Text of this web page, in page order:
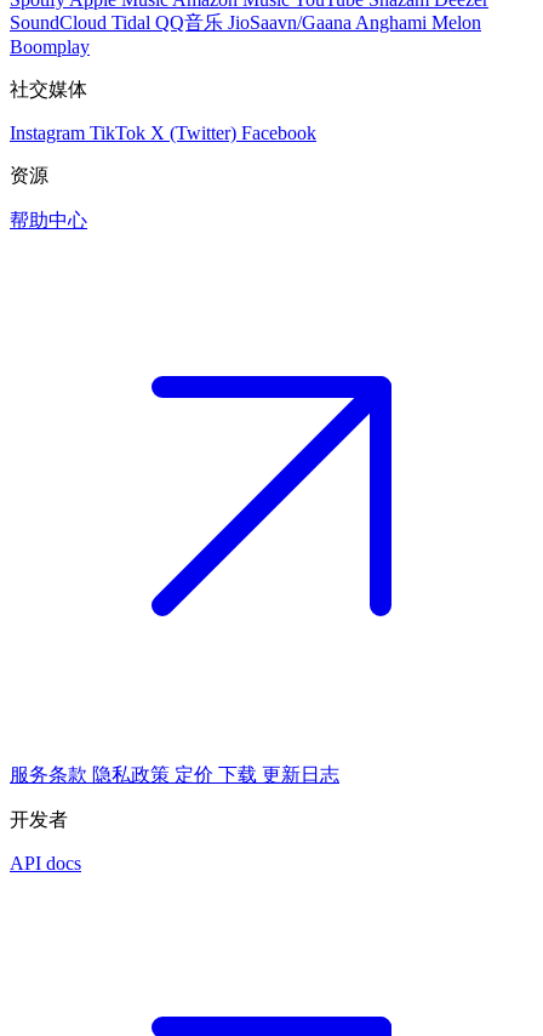
SoundCloud Tidal QQ音乐 JioSaavn/Gaana Anghami Melon
Boomplay
社交媒体
Instagram TikTok X (Twitter) Facebook
资源
帮助中心
服务条款 隐私政策 定价 下载 更新日志
开发者
API docs